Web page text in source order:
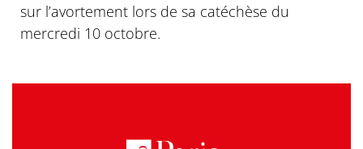
sur l’avortement lors de sa catéchèse du
mercredi 10 octobre.